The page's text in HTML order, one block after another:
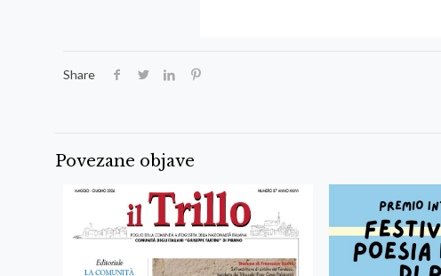
Share
Povezane objave